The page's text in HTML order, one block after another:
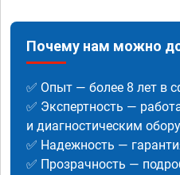
Почему нам можно
✅ Опыт — более 8 лет в
✅ Экспертность —
и диагностическим
✅ Надежность —
✅ Прозрачность —